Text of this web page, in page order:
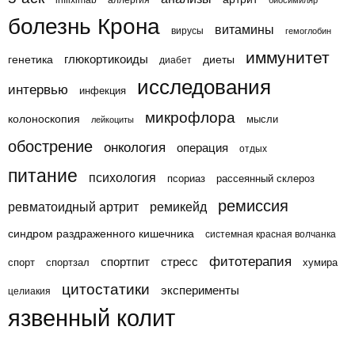
болезнь Крона вирусы витамины гемоглобин
генетика глюкортикоиды диабет диеты иммунитет
интервью инфекция исследования
колоноскопия лейкоциты микрофлора мысли
обострение онкология операция отдых
питание психология псориаз рассеянный склероз
ревматоидный артрит ремикейд ремиссия
синдром раздраженного кишечника системная красная волчанка
спорт спортзал спортпит стресс фитотерапия хумира
целиакия цитостатики эксперименты
язвенный колит